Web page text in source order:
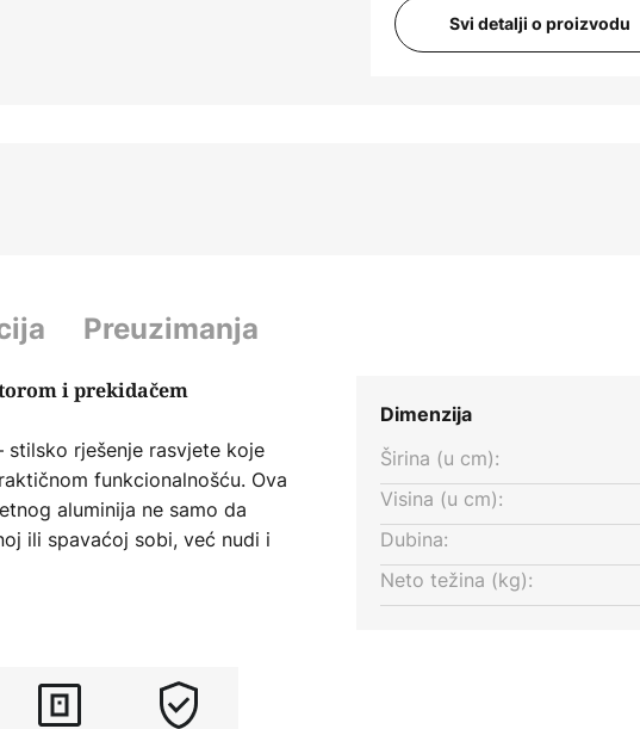
Svi detalji o proizvodu
Preuzimanja
i prekidačem
rješenje rasvjete koje
funkcionalnošću. Ova
aluminija ne samo da
ili spavaćoj sobi, već nudi i
mogućnost prigušivanja
bi se stvorila željena
Switched zidna svjetiljka
dizajnom rasvjete.
Dimenzija
Širina (u cm):
Visina (u cm):
Dubina:
Neto težina (kg):